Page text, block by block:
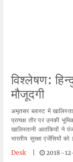
विश्लेषण:
मौजूदगी
अमृतसर ब्लास्ट में
प्रत्यक्ष तौर पर उनकी
खालिस्तानी आतंकियों ने
भारतीय सुरक्षा एजेंसियों
Desk
2018-